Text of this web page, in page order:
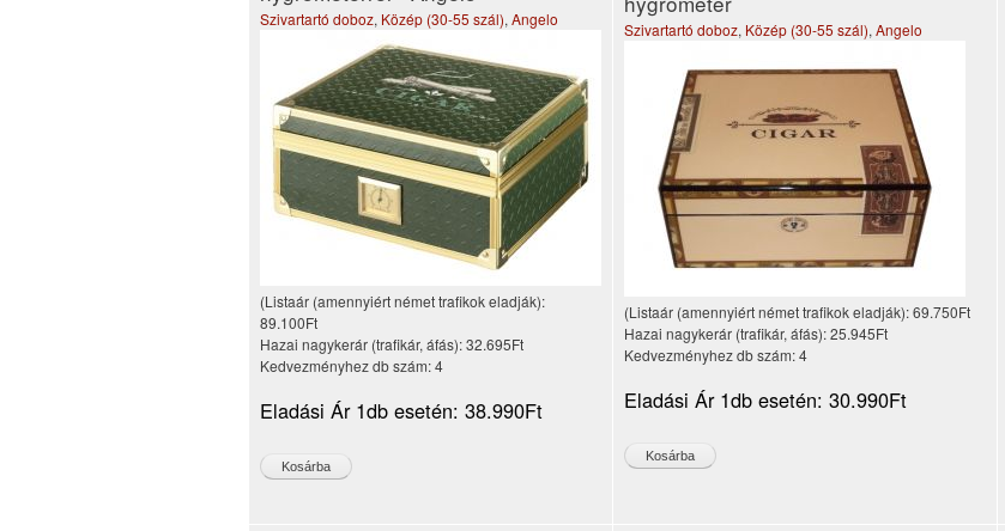
Szivartartó doboz, Közép (30-55 szál), Angelo
(Listaár (amennyiért német trafikok eladják):
89.100Ft
Hazai nagykerár (trafikár, áfás):32.695Ft
Kedvezményhez db szám:4
Eladási Ár 1db esetén: 38.990Ft
Szivartartó doboz, Közép (30-55 szál), Angelo
(Listaár (amennyiért német trafikok eladják):69.750Ft
Hazai nagykerár (trafikár, áfás):25.945Ft
Kedvezményhez db szám:4
Eladási Ár 1db esetén: 30.990Ft